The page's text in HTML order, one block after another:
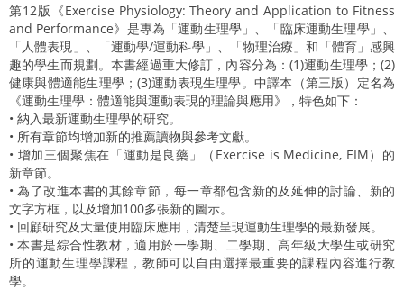
第12版《Exercise Physiology: Theory and Application to Fitness
and Performance》是專為「運動生理學」、「臨床運動生理學」、
「人體表現」、「運動學/運動科學」、「物理治療」和「體育」感興
趣的學生而規劃。本書經過重大修訂，內容分為：(1)運動生理學；(2)
健康與體適能生理學；(3)運動表現生理學。中譯本（第三版）定名為
《運動生理學：體適能與運動表現的理論與應用》，特色如下：
• 納入最新運動生理學的研究。
• 所有章節均增加新的推薦讀物與參考文獻。
• 增加三個聚焦在「運動是良藥」（Exercise is Medicine, EIM）的
新章節。
• 為了改進本書的其餘章節，每一章都包含新的及延伸的討論、新的
文字方框，以及增加100多張新的圖示。
• 回顧研究及大量使用臨床應用，清楚呈現運動生理學的最新發展。
• 本書是綜合性教材，適用於一學期、二學期、高年級大學生或研究
所的運動生理學課程，教師可以自由選擇最重要的課程內容進行教
學。